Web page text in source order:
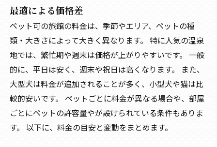
最適による価格差
ペット可の旅館の料金は、季節やエリア、ペットの種
類・大きさによって大きく異なります。 特に人気の温泉
地では、繁忙期や週末は価格が上がりやすいです。 一般
的に、平日は安く、週末や祝日は高くなります。 また、
大型犬は料金が追加されることが多く、小型犬や猫は比
較的安いです。 ペットごとに料金が異なる場合や、部屋
ごとにペットの許容量やが設けられている条件もありま
す。 以下に、料金の目安と変動をまとめます。